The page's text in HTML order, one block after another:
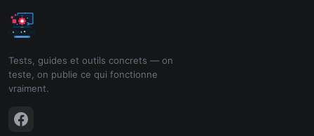
Tests, guides et outils concrets — on
teste, on publie ce qui fonctionne
vraiment.